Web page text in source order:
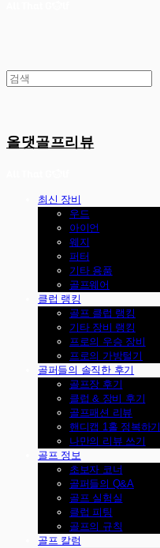
올댓골프리뷰
최신 장비
우드
아이언
웨지
퍼터
기타 용품
골프웨어
클럽 랭킹
골프 클럽 랭킹
기타 장비 랭킹
프로의 우승 장비
프로의 가방털기
골퍼들의 솔직한 후기
골프장 후기
클럽 & 장비 후기
골프패션 리뷰
핸디캡 1홀 정복하기
나만의 리뷰 쓰기
골프 정보
초보자 코너
골퍼들의 Q&A
골프 실험실
클럽 피팅
골프의 규칙
골프 칼럼